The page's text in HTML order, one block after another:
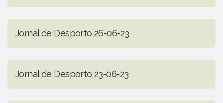
Jornal de Desporto 26-06-23
Jornal de Desporto 23-06-23